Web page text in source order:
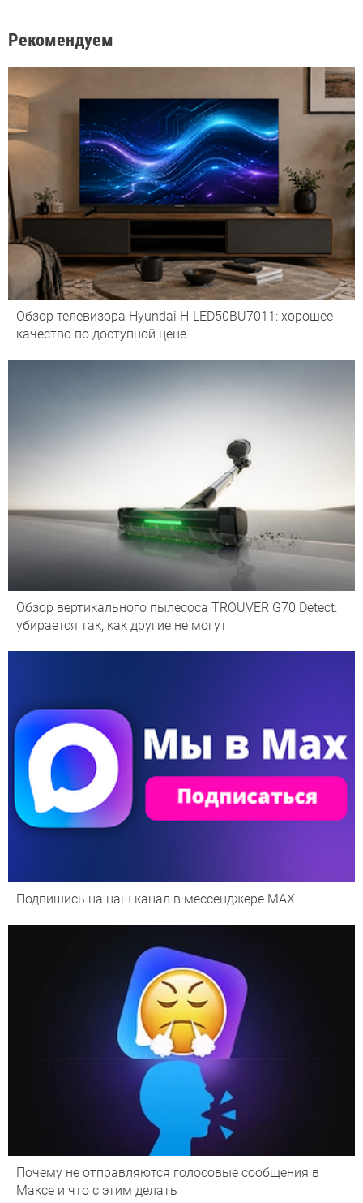
Рекомендуем
Обзор телевизора Hyundai H-LED50BU7011: хорошее
качество по доступной цене
Обзор вертикального пылесоса TROUVER G70 Detect:
убирается так, как другие не могут
Подпишись на наш канал в мессенджере МАХ
Почему не отправляются голосовые сообщения в
Максе и что с этим делать